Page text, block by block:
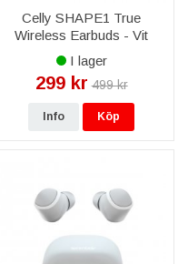
Celly SHAPE1 True
Wireless Earbuds - Vit
I lager
299 kr 499 kr
Info Köp